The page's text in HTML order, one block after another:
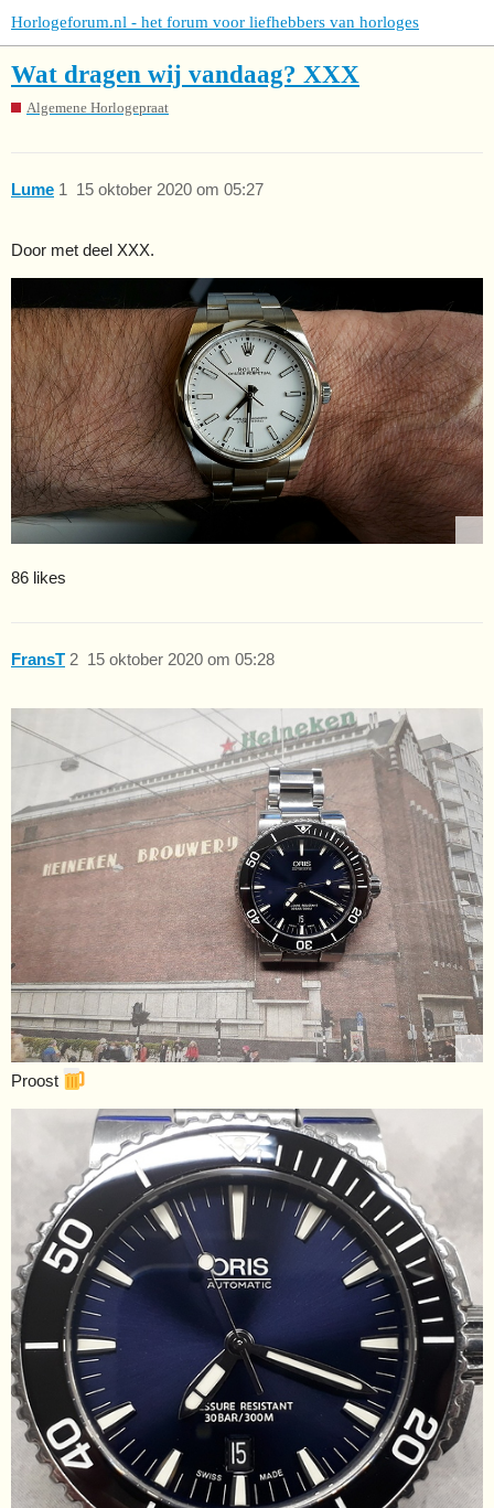
Horlogeforum.nl - het forum voor liefhebbers van horloges
Wat dragen wij vandaag? XXX
Algemene Horlogepraat
Lume 15 oktober 2020 om 05:27
1
Door met deel XXX.
86 likes
FransT 15 oktober 2020 om 05:28
2
Proost